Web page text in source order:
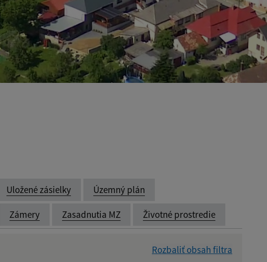
Uložené zásielky Územný plán
Zámery Zasadnutia MZ Životné prostredie
Rozbaliť obsah filtra